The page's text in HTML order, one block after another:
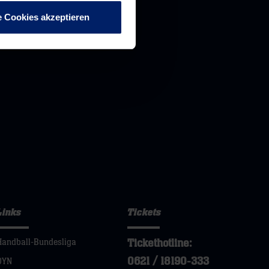
Cookies akzeptieren
Bundesliga
Tickets
Tickethotline:
0621 / 18190-333